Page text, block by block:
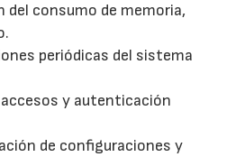
del consumo de memoria,
periódicas del sistema
y autenticación
de configuraciones y